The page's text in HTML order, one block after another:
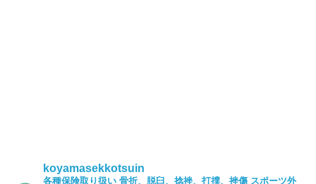
koyamasekkotsuin
各種保険取り扱い 骨折、脱臼、捻挫、打撲、挫傷 スポーツ外